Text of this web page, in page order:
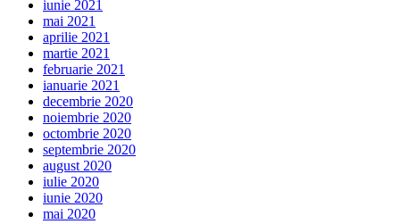
iunie 2021
mai 2021
aprilie 2021
martie 2021
februarie 2021
ianuarie 2021
decembrie 2020
noiembrie 2020
octombrie 2020
septembrie 2020
august 2020
iulie 2020
iunie 2020
mai 2020